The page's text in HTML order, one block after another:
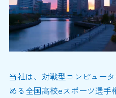
当社は、対戦型コンピュー
める全国高校eスポーツ選手